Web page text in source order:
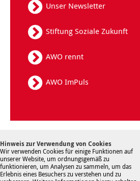
Unser Newsletter
Stiftung Soziale Zukunft
AWO rennt
AWO ImPuls
Hinweisgebersystem
Hinweis zur Verwendung von Cookies
Wir verwenden Cookies für einige Funktionen auf
unserer Website, um ordnungsgemäß zu
funktionieren, um Analysen zu sammeln, um das
Erlebnis eines Besuchers zu verstehen und zu